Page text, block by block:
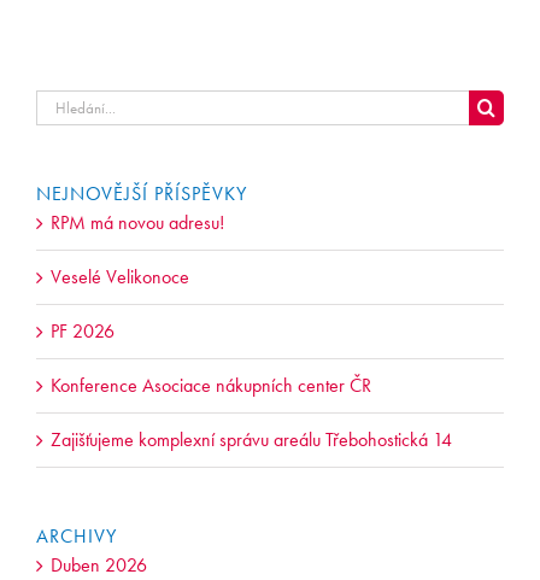
Hledat
...
NEJNOVĚJŠÍ PŘÍSPĚVKY
RPM má novou adresu!
Veselé Velikonoce
PF 2026
Konference Asociace nákupních center ČR
Zajišťujeme komplexní správu areálu Třebohostická 14
ARCHIVY
Duben 2026